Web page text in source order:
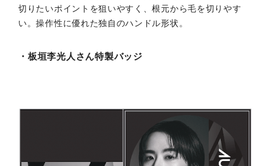
切りたいポイントを狙いやすく、根元から毛を切りやす
い。操作性に優れた独自のハンドル形状。
・板垣李光人さん特製バッジ